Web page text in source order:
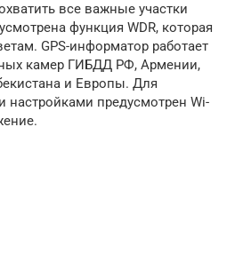
все важные участки
функция WDR, которая
GPS-информатор работает
камер ГИБДД РФ, Армении,
и Европы. Для
настройками предусмотрен Wi-